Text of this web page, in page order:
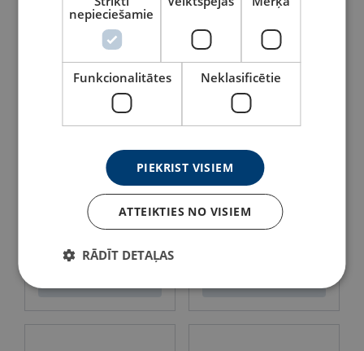
Skatīt
Nerūsējošā tērauda uzgalis
Nerūsējošā tērauda uzgalis
nepieciešamie
Funkcionalitātes Neklasificētie
PIEKRIST VISIEM
ATTEIKTIES NO VISIEM
RĀDĪT DETAĻAS